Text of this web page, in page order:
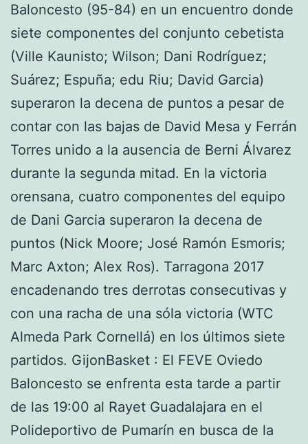
Baloncesto (95-84) en un encuentro donde
siete componentes del conjunto cebetista
(Ville Kaunisto; Wilson; Dani Rodríguez;
Suárez; Espuña; edu Riu; David Garcia)
superaron la decena de puntos a pesar de
contar con las bajas de David Mesa y Ferrán
Torres unido a la ausencia de Berni Álvarez
durante la segunda mitad. En la victoria
orensana, cuatro componentes del equipo
de Dani Garcia superaron la decena de
puntos (Nick Moore; José Ramón Esmoris;
Marc Axton; Alex Ros). Tarragona 2017
encadenando tres derrotas consecutivas y
con una racha de una sóla victoria (WTC
Almeda Park Cornellá) en los últimos siete
partidos. GijonBasket : El FEVE Oviedo
Baloncesto se enfrenta esta tarde a partir
de las 19:00 al Rayet Guadalajara en el
Polideportivo de Pumarín en busca de la